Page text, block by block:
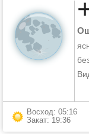
Восход: 05:16
Закат: 19:36